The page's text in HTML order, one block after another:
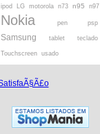
ipod LG motorola n73 n95 n97
Nokia pen psp
Samsung tablet teclado
Touchscreen usado